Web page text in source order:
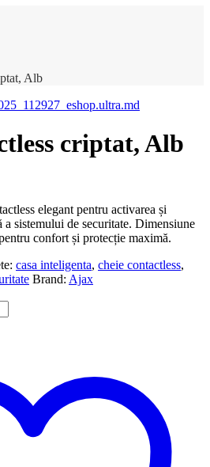
Alb
criptat, Alb
elegant pentru activarea și
a sistemului de securitate. Dimensiune
confort și protecție maximă.
casa inteligenta, cheie contactless,
Brand: Ajax